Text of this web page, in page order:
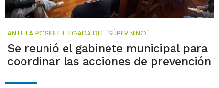
ANTE LA POSIBLE LLEGADA DEL "SÚPER NIÑO"
Se reunió el gabinete municipal para
coordinar las acciones de prevención